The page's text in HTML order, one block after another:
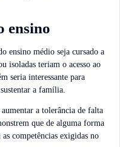
ensino
ensino médio seja cursado a
isoladas teriam o acesso ao
seria interessante para
a família.
a tolerância de falta
que de alguma forma
competências exigidas no